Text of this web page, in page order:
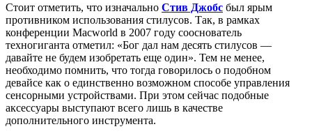
Стоит отметить, что изначально Стив Джобс был ярым
противником использования стилусов. Так, в рамках
конференции Macworld в 2007 году сооснователь
техногиганта отметил: «Бог дал нам десять стилусов —
давайте не будем изобретать еще один». Тем не менее,
необходимо помнить, что тогда говорилось о подобном
девайсе как о единственно возможном способе управления
сенсорными устройствами. При этом сейчас подобные
аксессуары выступают всего лишь в качестве
дополнительного инструмента.